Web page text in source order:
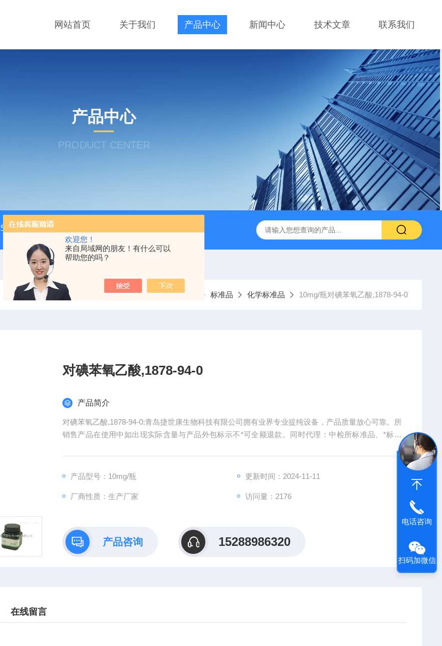
欢迎您！
来自局域网的朋友！有什么可以
帮助您的吗？
网站首页 关于我们 产品中心 新闻中心 技术文章 联系我们
产品中心
PRODUCT CENTER
500次MTS细胞增殖与细胞毒性检测试剂盒 48t/96t国产ELISA试剂盒,免费代测
当前位置：首页 产品中心 标准品 化学标准品 10mg/瓶对碘苯氧乙酸,1878-94-0
对碘苯氧乙酸,1878-94-0
产品简介
对碘苯氧乙酸,1878-94-0;青岛捷世康生物科技有限公司拥有业界专业提纯设备，产品质量放心可靠。所
销售产品在使用中如出现实际含量与产品外包标示不*可全额退款。同时代理：中检所标准品、*标准
产品型号：10mg/瓶 更新时间：2024-11-11
厂商性质：生产厂家 访问量：2176
产品咨询 15288986320
在线留言
电话咨询
扫码加微信